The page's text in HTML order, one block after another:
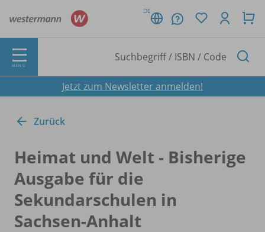
DE
MENÜ
Jetzt zum Newsletter anmelden!
Zurück
Heimat und Welt - Bisherige
Ausgabe für die
Sekundarschulen in
Sachsen-Anhalt